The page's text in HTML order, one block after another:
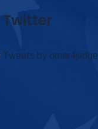
Twitter
Tweets by omar4judge